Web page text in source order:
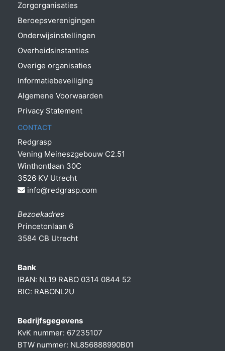
Zorgorganisaties
Beroepsverenigingen
Onderwijsinstellingen
Overheidsinstanties
Overige organisaties
Informatiebeveiliging
Algemene Voorwaarden
Privacy Statement
CONTACT
Redgrasp
Vening Meineszgebouw C2.51
Winthontlaan 30C
3526 KV Utrecht
info@redgrasp.com
Bezoekadres
Princetonlaan 6
3584 CB Utrecht
Bank
IBAN: NL19 RABO 0314 0844 52
BIC: RABONL2U
Bedrijfsgegevens
KvK nummer: 67235107
BTW nummer: NL856888990B01